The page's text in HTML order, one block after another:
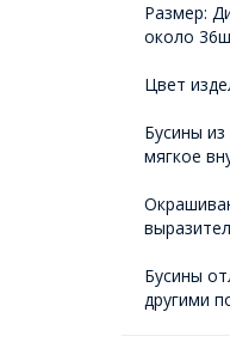
Размер:
около
Цвет
Бусины
мягкое
Бусины
другими